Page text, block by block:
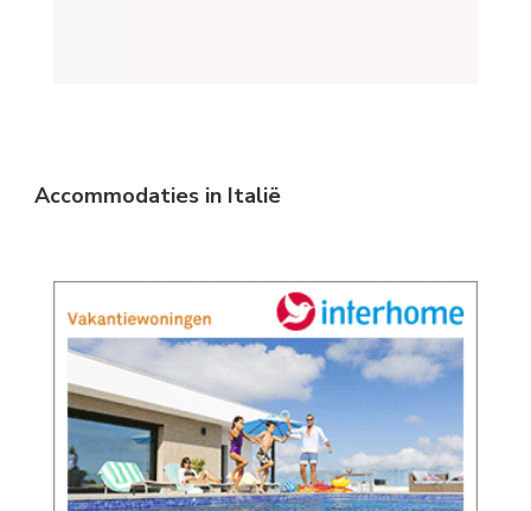
Accommodaties in Italië